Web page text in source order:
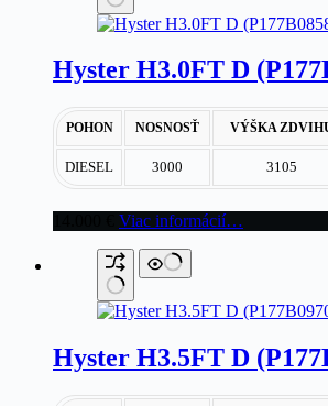
Hyster H3.0FT D
POHON NOSNOSŤ VÝŠKA
DIESEL 3000 3105
Viac informácií…
Hyster H3.5FT D